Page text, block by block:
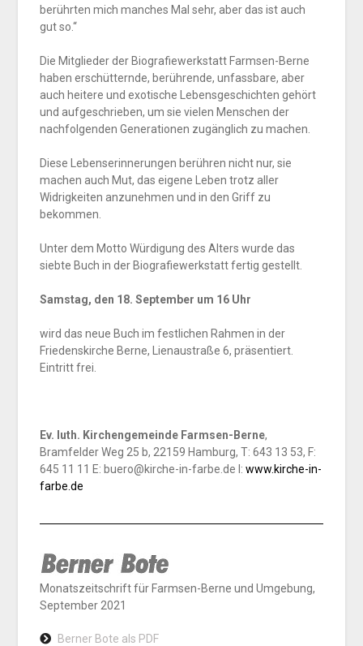
berührten mich manches Mal sehr, aber das ist auch
gut so.“
Die Mitglieder der Biografiewerkstatt Farmsen-Berne
haben erschütternde, berührende, unfassbare, aber
auch heitere und exotische Lebensgeschichten gehört
und aufgeschrieben, um sie vielen Menschen der
nachfolgenden Generationen zugänglich zu machen.
Diese Lebenserinnerungen berühren nicht nur, sie
machen auch Mut, das eigene Leben trotz aller
Widrigkeiten anzunehmen und in den Griff zu
bekommen.
Unter dem Motto Würdigung des Alters wurde das
siebte Buch in der Biografiewerkstatt fertig gestellt.
Samstag, den 18. September um 16 Uhr
wird das neue Buch im festlichen Rahmen in der
Friedenskirche Berne, Lienaustraße 6, präsentiert.
Eintritt frei.
Ev. luth. Kirchengemeinde Farmsen-Berne,
Bramfelder Weg 25 b, 22159 Hamburg, T: 643 13 53, F:
645 11 11 E: buero@kirche-in-farbe.de I: www.kirche-in-
farbe.de
Monatszeitschrift für Farmsen-Berne und Umgebung,
September2021
Berner Bote als PDF